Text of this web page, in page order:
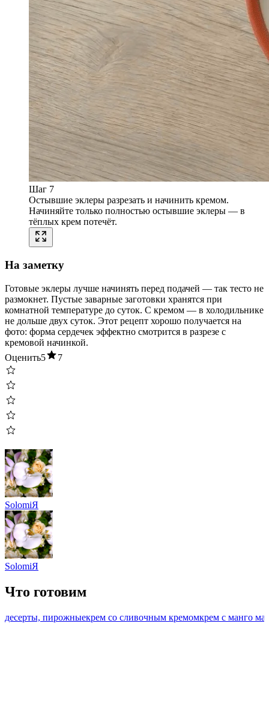
Шаг 7
Остывшие эклеры разрезать и начинить кремом.
Начиняйте только полностью остывшие эклеры — в
тёплых крем потечёт.
На заметку
Готовые эклеры лучше начинять перед подачей — так тесто не
размокнет. Пустые заварные заготовки хранятся при
комнатной температуре до суток. С кремом — в холодильнике
не дольше двух суток. Этот рецепт хорошо получается на
фото: форма сердечек эффектно смотрится в разрезе с
кремовой начинкой.
Оценить5 7
SolomiЯ
SolomiЯ
Что готовим
десерты, пирожныекрем со сливочным кремомкрем с манго